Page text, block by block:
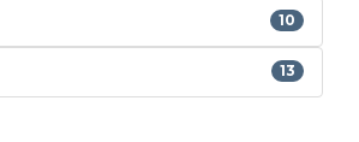
10
13